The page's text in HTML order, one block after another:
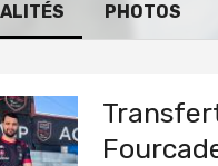
PHOTOS